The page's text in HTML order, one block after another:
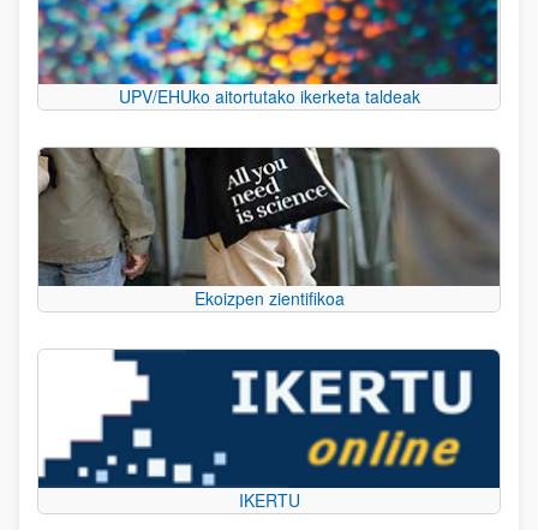
UPV/EHUko aitortutako ikerketa taldeak
Ekoizpen zientifikoa
IKERTU